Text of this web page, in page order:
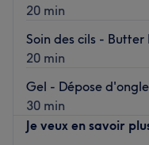
20 min
Soin des cils - Butter
20 min
Gel - Dépose
30 min
Je veux en savoir